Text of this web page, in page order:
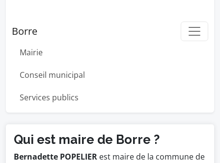
Borre
Mairie
Conseil municipal
Services publics
Qui est maire de Borre ?
Bernadette POPELIER est maire de la commune de